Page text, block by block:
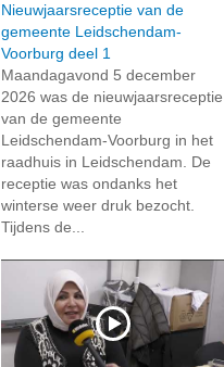
Nieuwjaarsreceptie van de
gemeente Leidschendam-
Voorburg deel 1
Maandagavond 5 december
2026 was de nieuwjaarsreceptie
van de gemeente
Leidschendam-Voorburg in het
raadhuis in Leidschendam. De
receptie was ondanks het
winterse weer druk bezocht.
Tijdens de...